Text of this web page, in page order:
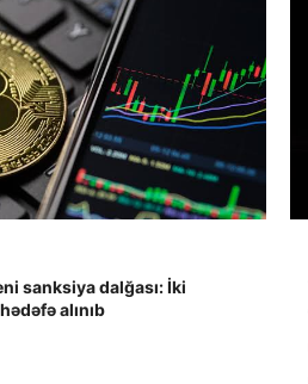
sanksiya dalğası: İki
alınıb